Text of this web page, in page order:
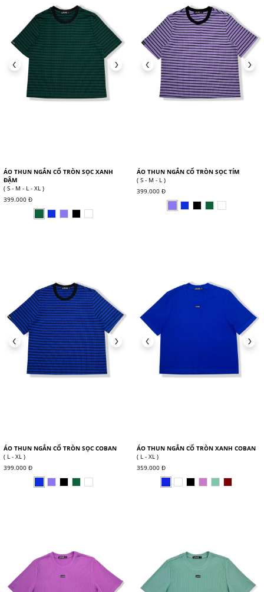
ÁO THUN NGẮN CỔ TRÒN SỌC XANH
ĐẬM
( S - M - L - XL )
399.000 Đ
ÁO THUN NGẮN CỔ TRÒN SỌC TÍM
( S - M - L )
399.000 Đ
ÁO THUN NGẮN CỔ TRÒN SỌC COBAN
( L - XL )
399.000 Đ
ÁO THUN NGẮN CỔ TRÒN XANH COBAN
( L - XL )
359.000 Đ